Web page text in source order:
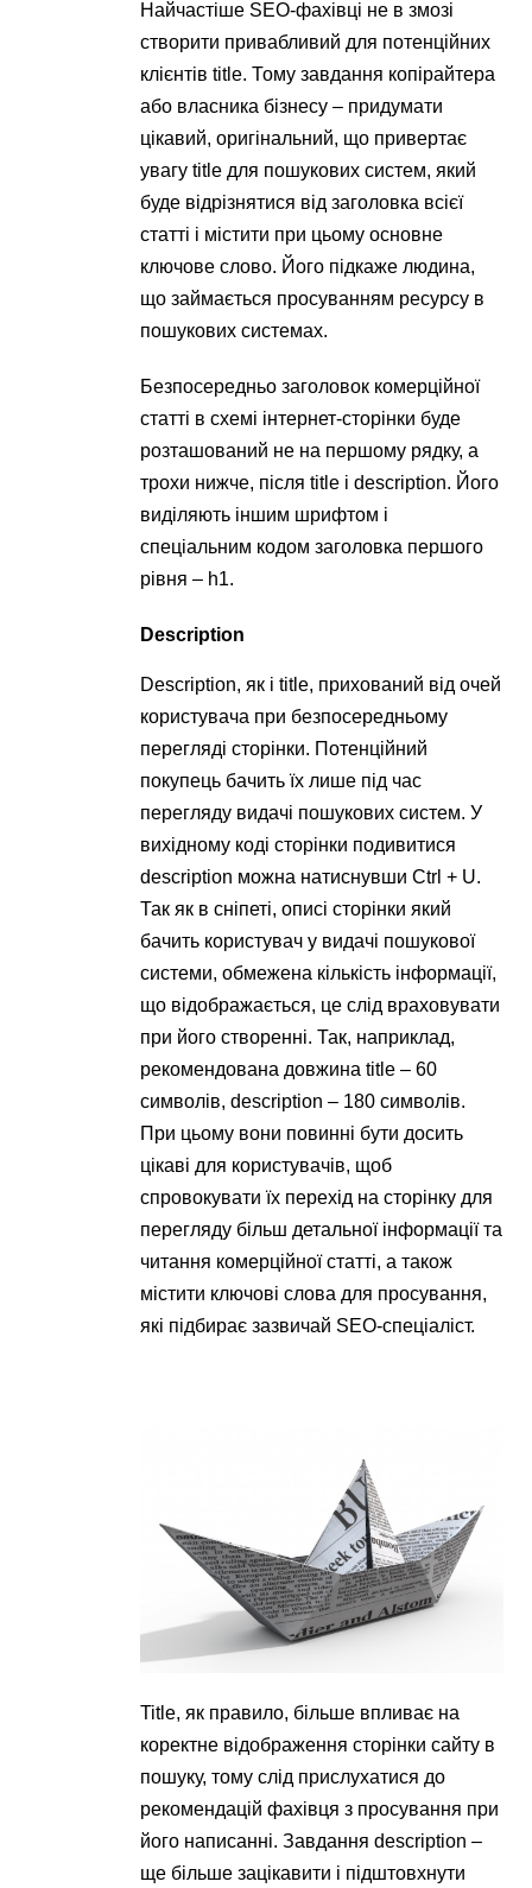
Найчастіше SEO-фахівці не в змозі
створити привабливий для потенційних
клієнтів title. Тому завдання копірайтера
або власника бізнесу – придумати
цікавий, оригінальний, що привертає
увагу title для пошукових систем, який
буде відрізнятися від заголовка всієї
статті і містити при цьому основне
ключове слово. Його підкаже людина,
що займається просуванням ресурсу в
пошукових системах.
Безпосередньо заголовок комерційної
статті в схемі інтернет-сторінки буде
розташований не на першому рядку, а
трохи нижче, після title і description. Його
виділяють іншим шрифтом і
спеціальним кодом заголовка першого
рівня – h1.
Description
Description, як і title, прихований від очей
користувача при безпосередньому
перегляді сторінки. Потенційний
покупець бачить їх лише під час
перегляду видачі пошукових систем. У
вихідному коді сторінки подивитися
description можна натиснувши Ctrl + U.
Так як в сніпеті, описі сторінки який
бачить користувач у видачі пошукової
системи, обмежена кількість інформації,
що відображається, це слід враховувати
при його створенні. Так, наприклад,
рекомендована довжина title – 60
символів, description – 180 символів.
При цьому вони повинні бути досить
цікаві для користувачів, щоб
спровокувати їх перехід на сторінку для
перегляду більш детальної інформації та
читання комерційної статті, а також
містити ключові слова для просування,
які підбирає зазвичай SEO-спеціаліст.
Title, як правило, більше впливає на
коректне відображення сторінки сайту в
пошуку, тому слід прислухатися до
рекомендацій фахівця з просування при
його написанні. Завдання description –
ще більше зацікавити і підштовхнути